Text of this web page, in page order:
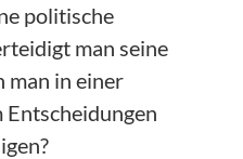
politische
man seine
man in einer
Entscheidungen